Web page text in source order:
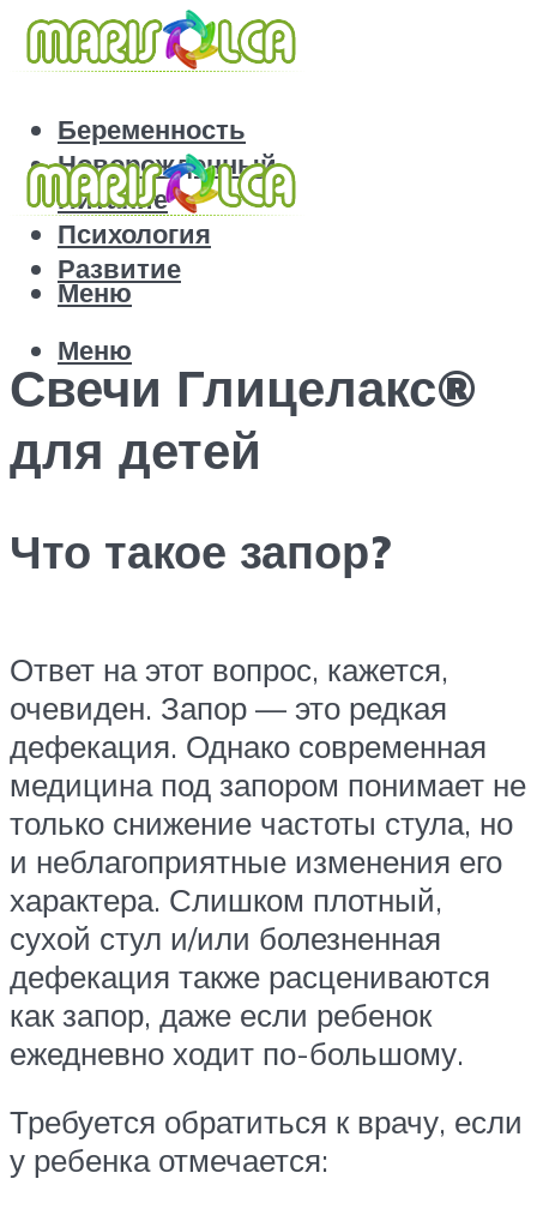
Беременность
Новорожденный
Питание
Психология
Развитие
Меню
Меню
Свечи Глицелакс®
для детей
Что такое запор?
Ответ на этот вопрос, кажется,
очевиден. Запор — это редкая
дефекация. Однако современная
медицина под запором понимает не
только снижение частоты стула, но
и неблагоприятные изменения его
характера. Слишком плотный,
сухой стул и/или болезненная
дефекация также расцениваются
как запор, даже если ребенок
ежедневно ходит по-большому.
Требуется обратиться к врачу, если
у ребенка отмечается: